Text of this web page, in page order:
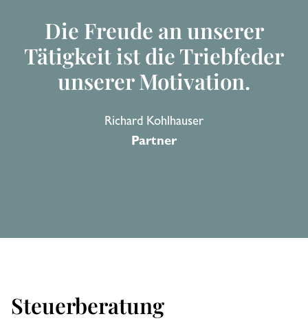
Die Freude an unserer
Tätigkeit ist die Triebfeder
unserer Motivation.
Richard Kohlhauser
Partner
Steuerberatung